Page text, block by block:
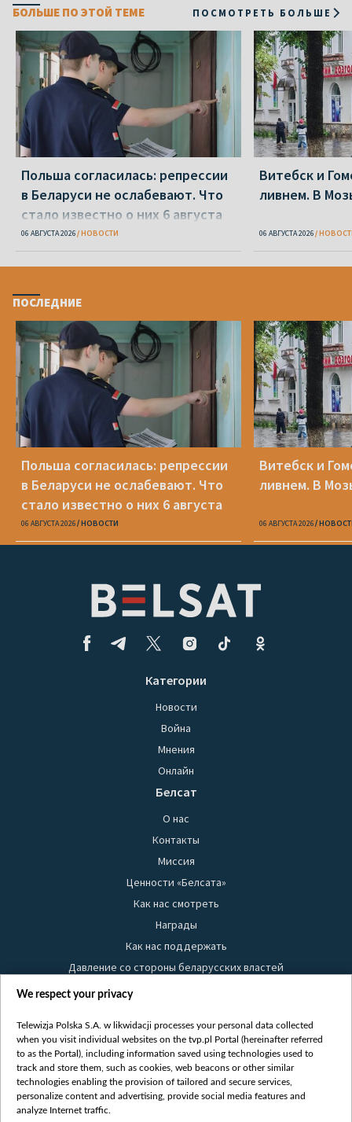
БОЛЬШЕ ПО ЭТОЙ ТЕМЕ ПОСМОТРЕТЬ БОЛЬШЕ
Польша согласилась: репрессии
в Беларуси не ослабевают. Что
стало известно о них 6 августа
06 АВГУСТА 2026 НОВОСТИ
Витебск и
ливнем. В
06 АВГУСТА 2026
ПОСЛЕДНИЕ
Польша согласилась: репрессии
в Беларуси не ослабевают. Что
стало известно о них 6 августа
06 АВГУСТА 2026 НОВОСТИ
Витебск и
ливнем. В
06 АВГУСТА 2026
Категории
Новости
Война
Мнения
Онлайн
Белсат
О нас
Контакты
Миссия
Ценности «Белсата»
Как нас смотреть
Награды
Как нас поддержать
Давление со стороны беларусских властей
Правила использования материалов
Безопасность
Youtube
Белсат news
Белсат Life
We respect your privacy
Telewizja Polska S.A. w likwidacji processes your personal data collected
when you visit individual websites on the tvp.pl Portal (hereinafter referred
to as the Portal), including information saved using technologies used to
track and store them, such as cookies, web beacons or other similar
technologies enabling the provision of tailored and secure services,
personalize content and advertising, provide social media features and
analyze Internet traffic.